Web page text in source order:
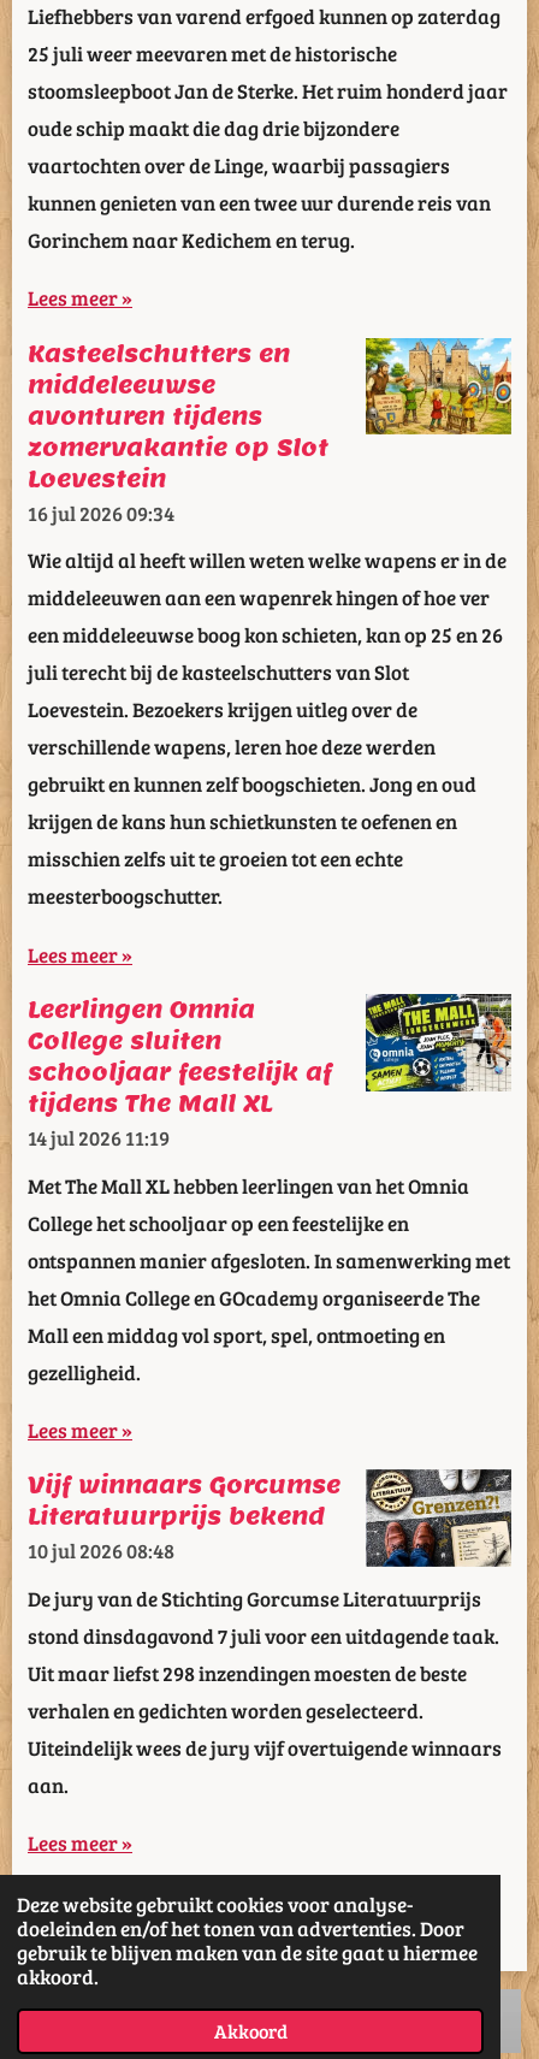
Deze website gebruikt cookies voor analyse-
doeleinden en/of het tonen van advertenties. Door
gebruik te blijven maken van de site gaat u hiermee
akkoord.
Akkoord
Liefhebbers van varend erfgoed kunnen op zaterdag
25 juli weer meevaren met de historische
stoomsleepboot Jan de Sterke. Het ruim honderd jaar
oude schip maakt die dag drie bijzondere
vaartochten over de Linge, waarbij passagiers
kunnen genieten van een twee uur durende reis van
Gorinchem naar Kedichem en terug.
Lees meer »
Kasteelschutters en
middeleeuwse
avonturen tijdens
zomervakantie op Slot
Loevestein
16 jul 202609:34
Wie altijd al heeft willen weten welke wapens er in de
middeleeuwen aan een wapenrek hingen of hoe ver
een middeleeuwse boog kon schieten, kan op 25 en 26
juli terecht bij de kasteelschutters van Slot
Loevestein. Bezoekers krijgen uitleg over de
verschillende wapens, leren hoe deze werden
gebruikt en kunnen zelf boogschieten. Jong en oud
krijgen de kans hun schietkunsten te oefenen en
misschien zelfs uit te groeien tot een echte
meesterboogschutter.
Lees meer »
Leerlingen Omnia
College sluiten
schooljaar feestelijk af
tijdens The Mall XL
14 jul 202611:19
Met The Mall XL hebben leerlingen van het Omnia
College het schooljaar op een feestelijke en
ontspannen manier afgesloten. In samenwerking met
het Omnia College en GOcademy organiseerde The
Mall een middag vol sport, spel, ontmoeting en
gezelligheid.
Lees meer »
Vijf winnaars Gorcumse
Literatuurprijs bekend
10 jul 202608:48
De jury van de Stichting Gorcumse Literatuurprijs
stond dinsdagavond 7 juli voor een uitdagende taak.
Uit maar liefst 298 inzendingen moesten de beste
verhalen en gedichten worden geselecteerd.
Uiteindelijk wees de jury vijf overtuigende winnaars
aan.
Lees meer »
1 2 3 4 5 44